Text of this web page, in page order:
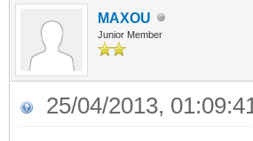
MAXOU
Junior Member
25/04/2013,